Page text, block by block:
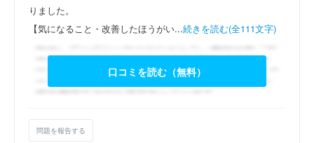
りました。
【気になること・改善したほうがい...続きを読む(全111文字)
口コミを読む（無料）
問題を報告する